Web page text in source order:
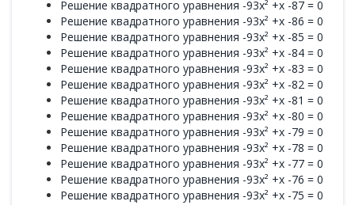
Решение квадратного уравнения -93x² +x -87 = 0
Решение квадратного уравнения -93x² +x -86 = 0
Решение квадратного уравнения -93x² +x -85 = 0
Решение квадратного уравнения -93x² +x -84 = 0
Решение квадратного уравнения -93x² +x -83 = 0
Решение квадратного уравнения -93x² +x -82 = 0
Решение квадратного уравнения -93x² +x -81 = 0
Решение квадратного уравнения -93x² +x -80 = 0
Решение квадратного уравнения -93x² +x -79 = 0
Решение квадратного уравнения -93x² +x -78 = 0
Решение квадратного уравнения -93x² +x -77 = 0
Решение квадратного уравнения -93x² +x -76 = 0
Решение квадратного уравнения -93x² +x -75 = 0